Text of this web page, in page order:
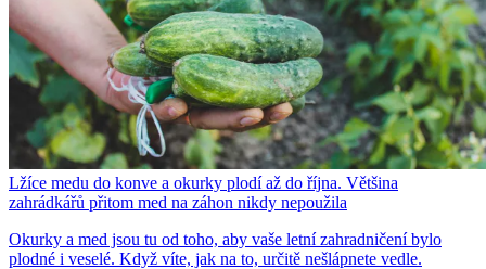
Lžíce medu do konve a okurky plodí až do října. Většina
zahrádkářů přitom med na záhon nikdy nepoužila
Okurky a med jsou tu od toho, aby vaše letní zahradničení bylo
plodné i veselé. Když víte, jak na to, určitě nešlápnete vedle.